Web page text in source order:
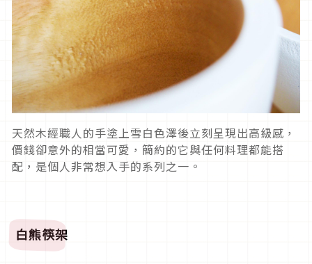
天然木經職人的手塗上雪白色澤後立刻呈現出高級感，
價錢卻意外的相當可愛，簡約的它與任何料理都能搭
配，是個人非常想入手的系列之一。
白熊筷架